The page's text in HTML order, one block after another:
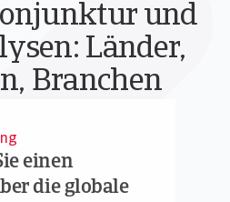
und
Länder,
Branchen
einen
die globale